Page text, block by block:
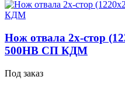
Нож отвала 2х-стор
500HB СП КДМ
Под заказ